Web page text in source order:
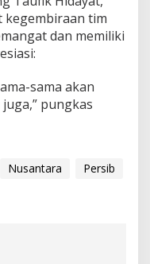
kegembiraan tim
dan memiliki
sama akan
pungkas
Nusantara
Persib